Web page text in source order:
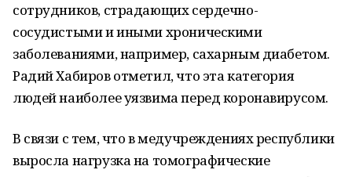
сотрудников, страдающих сердечно-
сосудистыми и иными хроническими
заболеваниями, например, сахарным диабетом.
Радий Хабиров отметил, что эта категория
людей наиболее уязвима перед коронавирусом.
В связи с тем, что в медучреждениях республики
выросла нагрузка на томографические